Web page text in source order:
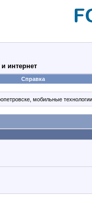
интернет
Справка
мобильные